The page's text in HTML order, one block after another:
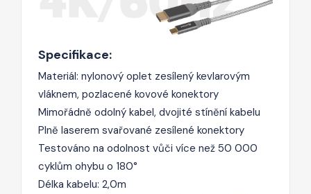
Specifikace:
Materiál: nylonový oplet zesílený kevlarovým
vláknem, pozlacené kovové konektory
Mimořádně odolný kabel, dvojité stínění kabelu
Plně laserem svařované zesílené konektory
Testováno na odolnost vůči více než 50 000
cyklům ohybu o 180°
Délka kabelu: 2,0m